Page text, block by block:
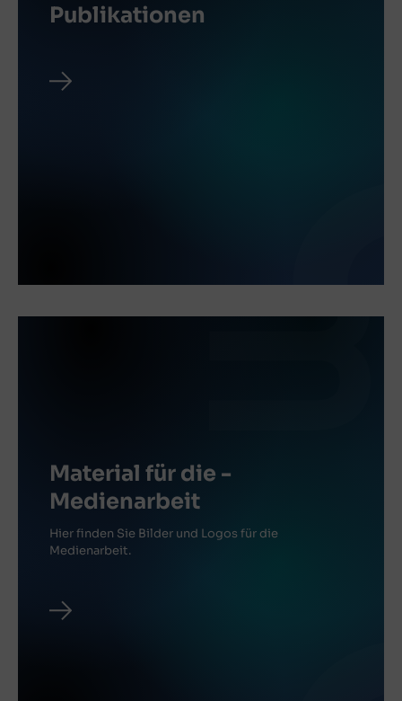
Publikationen
Material für ­die ­
Medienarbeit
Hier finden Sie Bilder und Logos für die
Medienarbeit.